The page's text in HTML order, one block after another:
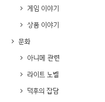
게임 이야기
상품 이야기
문화
아니메 관련
라이트 노벨
덕후의 잡담